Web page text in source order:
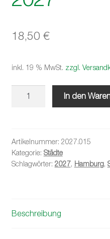
18,50 €
inkl. 19 % MwSt. zzgl.
In den
Artikelnummer: 2027.015
Kategorie: Städte
Schlagwörter: 2027, Hamburg,
Beschreibung